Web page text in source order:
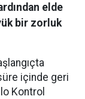
elde
bir zorluk
içinde geri
Kontrol